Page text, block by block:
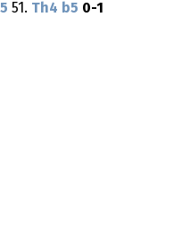
51. Th4 b5 0-1